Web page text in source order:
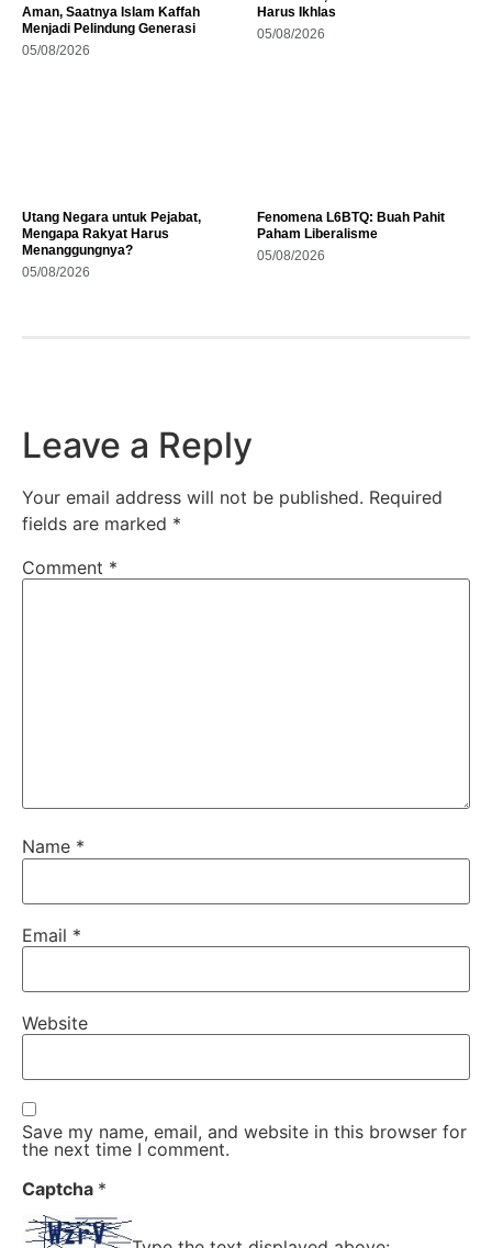
Aman, Saatnya Islam Kaffah
Menjadi Pelindung Generasi
05/08/2026
Harus Ikhlas
05/08/2026
Utang Negara untuk Pejabat,
Mengapa Rakyat Harus
Menanggungnya?
05/08/2026
Fenomena L6BTQ: Buah Pahit
Paham Liberalisme
05/08/2026
Leave a Reply
Your email address will not be published. Required
fields are marked *
Comment *
Name *
Email *
Website
Save my name, email, and website in this browser for
the next time I comment.
Captcha *